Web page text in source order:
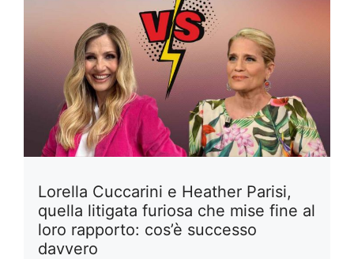
Lorella Cuccarini e Heather Parisi,
quella litigata furiosa che mise fine al
loro rapporto: cos’è successo
davvero